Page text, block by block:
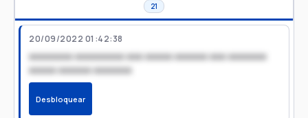
21
20/09/2022 01:42:38
xxxxxxxx xxxxxxxxx xxx xxxxx xxxxxx xxx xxxxxxx
xxxxx xxxxxx xxxxxxx
Desbloquear